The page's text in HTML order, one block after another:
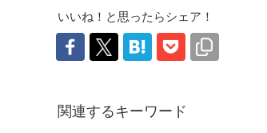
いいね！と思ったらシェア！
関連するキーワード